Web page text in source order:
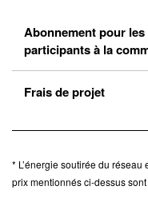
Abonnement pour les
participants à la
Frais de projet
* L’énergie soutirée du
prix mentionnés ci-dessus